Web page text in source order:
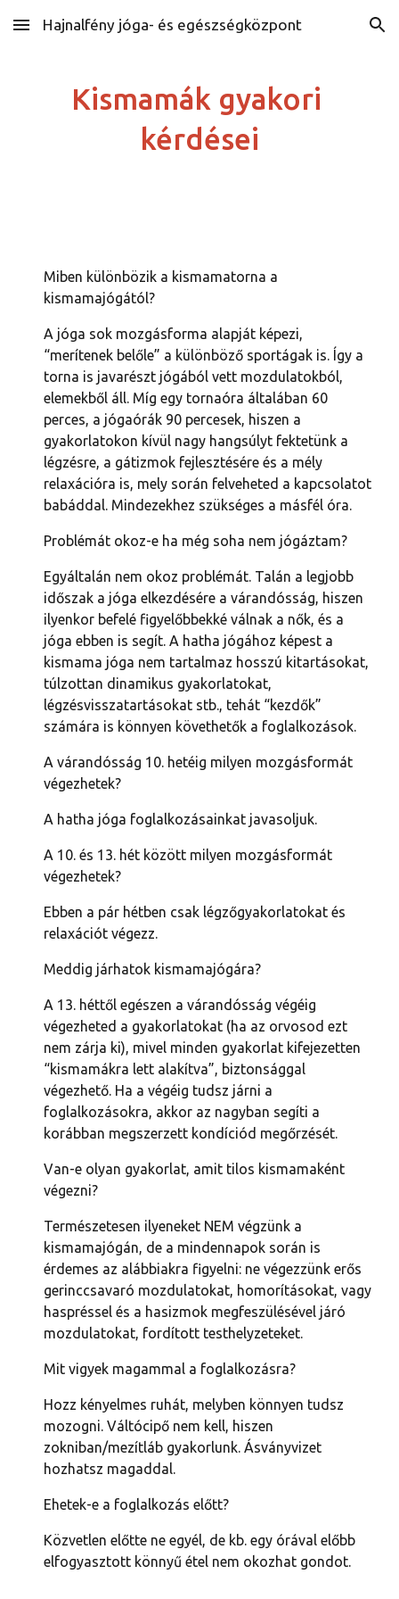
Skip to main content Skip to navigation
Hajnalfény jóga- és egészségközpont
Kismamák gyakori
kérdései
Miben különbözik a kismamatorna a
kismamajógától?
A jóga sok mozgásforma alapját képezi,
“merítenek belőle” a különböző sportágak is. Így a
torna is javarészt jógából vett mozdulatokból,
elemekből áll. Míg egy tornaóra általában 60
perces, a jógaórák 90 percesek, hiszen a
gyakorlatokon kívül nagy hangsúlyt fektetünk a
légzésre, a gátizmok fejlesztésére és a mély
relaxációra is, mely során felveheted a kapcsolatot
babáddal. Mindezekhez szükséges a másfél óra.
Problémát okoz-e ha még soha nem jógáztam?
Egyáltalán nem okoz problémát. Talán a legjobb
időszak a jóga elkezdésére a várandósság, hiszen
ilyenkor befelé figyelőbbekké válnak a nők, és a
jóga ebben is segít. A hatha jógához képest a
kismama jóga nem tartalmaz hosszú kitartásokat,
túlzottan dinamikus gyakorlatokat,
légzésvisszatartásokat stb., tehát “kezdők”
számára is könnyen követhetők a foglalkozások.
A várandósság 10. hetéig milyen mozgásformát
végezhetek?
A hatha jóga foglalkozásainkat javasoljuk.
A 10. és 13. hét között milyen mozgásformát
végezhetek?
Ebben a pár hétben csak légzőgyakorlatokat és
relaxációt végezz.
Meddig járhatok kismamajógára?
A 13. héttől egészen a várandósság végéig
végezheted a gyakorlatokat (ha az orvosod ezt
nem zárja ki), mivel minden gyakorlat kifejezetten
“kismamákra lett alakítva”, biztonsággal
végezhető. Ha a végéig tudsz járni a
foglalkozásokra, akkor az nagyban segíti a
korábban megszerzett kondíciód megőrzését.
Van-e olyan gyakorlat, amit tilos kismamaként
végezni?
Természetesen ilyeneket NEM végzünk a
kismamajógán, de a mindennapok során is
érdemes az alábbiakra figyelni: ne végezzünk erős
gerinccsavaró mozdulatokat, homorításokat, vagy
haspréssel és a hasizmok megfeszülésével járó
mozdulatokat, fordított testhelyzeteket.
Mit vigyek magammal a foglalkozásra?
Hozz kényelmes ruhát, melyben könnyen tudsz
mozogni. Váltócipő nem kell, hiszen
zokniban/mezítláb gyakorlunk. Ásványvizet
hozhatsz magaddal.
Ehetek-e a foglalkozás előtt?
Közvetlen előtte ne egyél, de kb. egy órával előbb
elfogyasztott könnyű étel nem okozhat gondot.